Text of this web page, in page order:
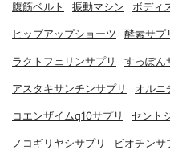
腹筋ベルト 振動マシン ボディ
ヒップアップショーツ 酵素サプ
ラクトフェリンサプリ すっぽん
アスタキサンチンサプリ オルニ
コエンザイムq10サプリ セント
ノコギリヤシサプリ ビオチンサ